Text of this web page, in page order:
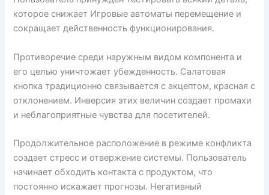
которое снижает Игровые автоматы перемещение и
сокращает действенность функционирования.
Противоречие среди наружным видом компонента и
его целью уничтожает убежденность. Салатовая
кнопка традиционно связывается с акцептом, красная с
отклонением. Инверсия этих величин создает промахи
и неблагоприятные чувства для посетителей.
Продолжительное расположение в режиме конфликта
создает стресс и отвержение системы. Пользователь
начинает обходить контакта с продуктом, что
постоянно искажает прогнозы. Негативный